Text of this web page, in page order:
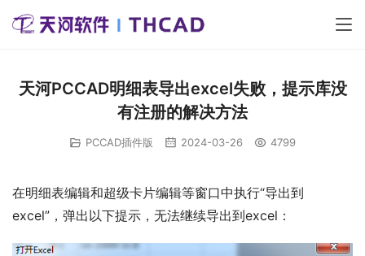
天河PCCAD明细表导出excel失败，提示库没
有注册的解决方法
PCCAD插件版 2024-03-26 4799
在明细表编辑和超级卡片编辑等窗口中执行“导出到
excel”，弹出以下提示，无法继续导出到excel：